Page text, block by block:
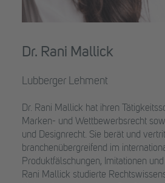
Dr. Rani Mallick
Lubberger Lehment
Dr. Rani Mallick hat ihren
Marken- und Wettbewerbsrecht
und Designrecht. Sie berät und
branchenübergreifend im
Produktfälschungen, Imitationen
Rani Mallick studierte